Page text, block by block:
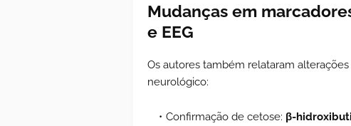
Mudanças em
e EEG
Os autores também relataram
neurológico:
Confirmação de cetose: β-